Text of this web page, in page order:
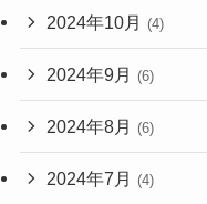
2024年10月 (4)
2024年9月 (6)
2024年8月 (6)
2024年7月 (4)